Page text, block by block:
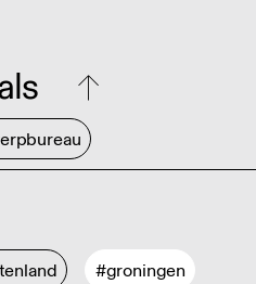
#groningen